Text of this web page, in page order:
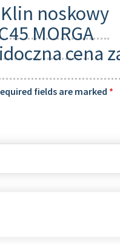
noskowy
MORGA
cena
fields are marked *